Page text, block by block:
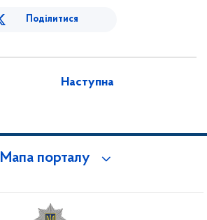
Поділитися
Наступна
Мапа порталу